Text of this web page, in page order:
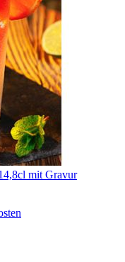
mit Gravur